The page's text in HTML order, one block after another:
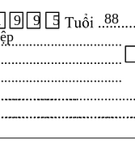
9 9 5 88